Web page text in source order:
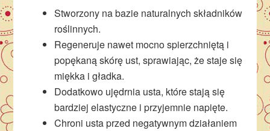
Stworzony na bazie naturalnych składników
roślinnych.
Regeneruje nawet mocno spierzchniętą i
popękaną skórę ust, sprawiając, że staje się
miękka i gładka.
Dodatkowo ujędrnia usta, które stają się
bardziej elastyczne i przyjemnie napięte.
Chroni usta przed negatywnym działaniem